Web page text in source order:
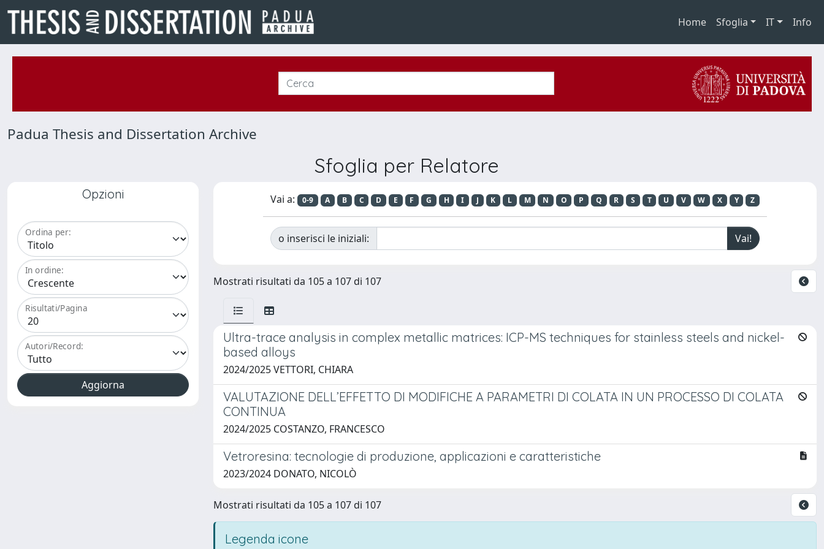
Home Sfoglia IT Info
Padua Thesis and Dissertation Archive
Sfoglia per Relatore
Opzioni
Ordina per:
In ordine:
Risultati/Pagina
Autori/Record:
Vai a: 0-9 A B C D E F G H I J K L M N O P Q R S T U V W X Y Z
o inserisci le iniziali:
Mostrati risultati da 105 a 107 di 107
Ultra-trace analysis in complex metallic matrices: ICP-MS techniques for stainless steels and nickel-
based alloys
2024/2025 VETTORI, CHIARA
VALUTAZIONE DELL’EFFETTO DI MODIFICHE A PARAMETRI DI COLATA IN UN PROCESSO DI COLATA
CONTINUA
2024/2025 COSTANZO, FRANCESCO
Vetroresina: tecnologie di produzione, applicazioni e caratteristiche
2023/2024 DONATO, NICOLÒ
Mostrati risultati da 105 a 107 di 107
Legenda icone